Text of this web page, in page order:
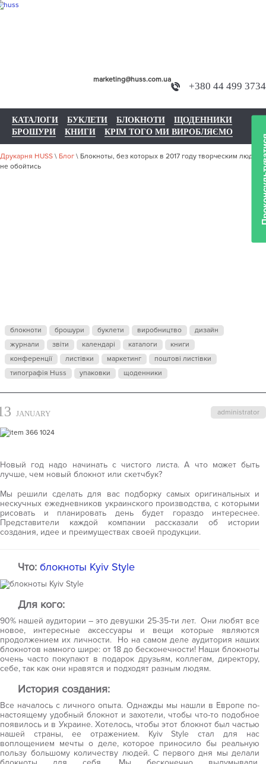
+380 44 499 3734
marketing@huss.com.ua
КАТАЛОГИ БУКЛЕТИ БЛОКНОТИ
ЩОДЕННИКИ
БРОШУРИ
КНИГИ КРІМ ТОГО МИ ВИРОБЛЯЄМО
Друкарня HUSS \ Блог \ Блокноты, без которых в 2017 году творческим людям
не обойтись
БЛОКНОТЫ,
КОТОРЫХ В
2017 ГОДУ
ЛЮДЯМ НЕ
ОБОЙТИСЬ
блокноти брошури буклети виробництво
дизайн
журнали
звіти календарі каталоги
книги
конференції
листівки маркетинг
поштові листівки
типографія Huss
упаковки щоденники
administrator
JANUARY
Новый год надо начинать с чистого листа. А что может быть
лучше, чем новый блокнот или скетчбук?
Мы решили сделать для вас подборку самых оригинальных и
нескучных ежедневников украинского производства, с которыми
рисовать и планировать день будет гораздо интереснее.
Представители каждой компании рассказали об истории
создания, идее и преимуществах своей продукции.
Что: блокноты Kyiv Style
Для кого:
90% нашей аудитории – это девушки 25-35-ти лет. Они любят все
новое, интересные аксессуары и вещи которые являются
продолжением их личности. Но на самом деле аудитория наших
блокнотов намного шире: от 18 до бесконечности! Наши блокноты
очень часто покупают в подарок друзьям, коллегам, директору,
себе, так как они нравятся и подходят разным людям.
История создания:
Все началось с личного опыта. Однажды мы нашли в Европе по-
настоящему удобный блокнот и захотели, чтобы что-то подобное
появилось и в Украине. Хотелось, чтобы этот блокнот был частью
нашей страны, ее отражением. Kyiv Style стал для нас
воплощением мечты о деле, которое приносило бы реальную
пользу большому количеству людей. С первого дня мы делали